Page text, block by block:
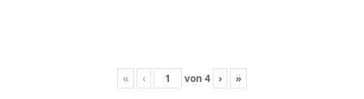
« ‹ von 4 › »